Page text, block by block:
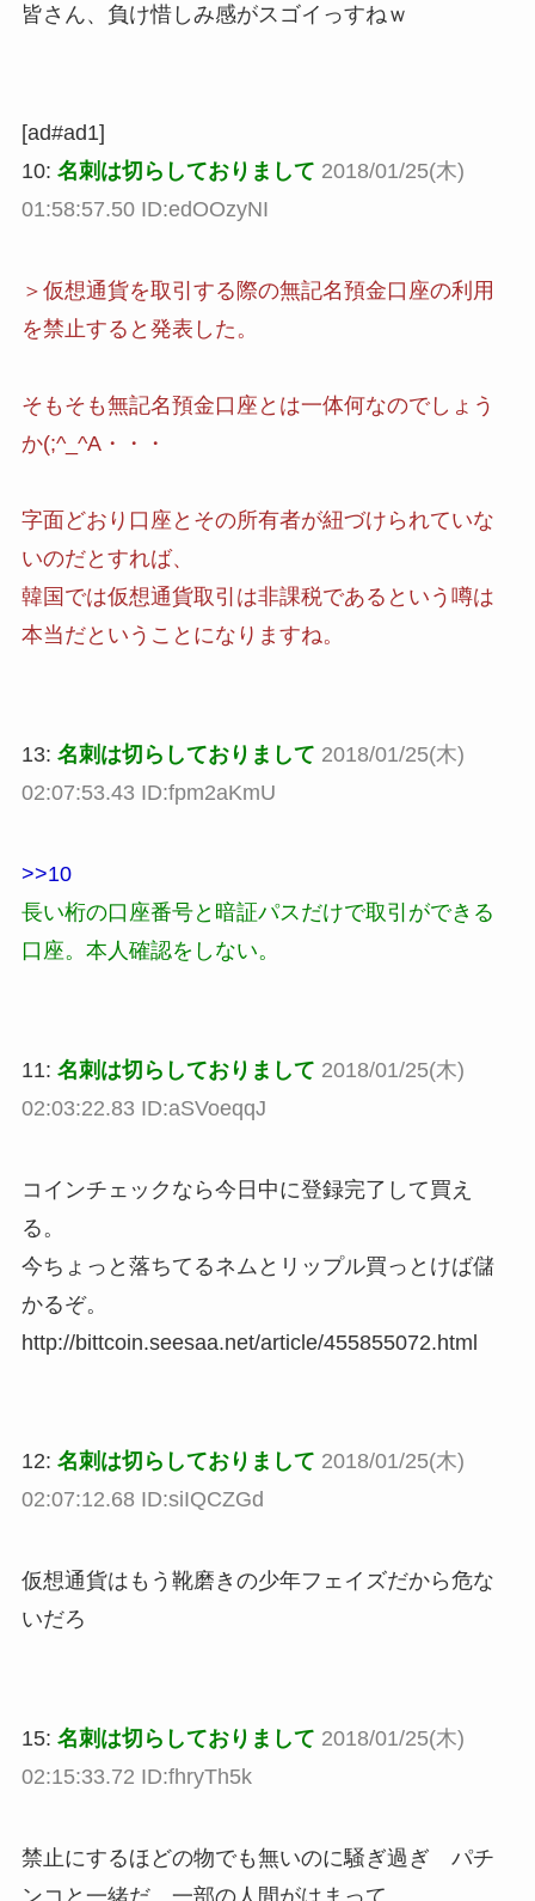
皆さん、負け惜しみ感がスゴイっすねｗ
[ad#ad1]
10: 名刺は切らしておりまして 2018/01/25(木)
01:58:57.50 ID:edOOzyNI
＞仮想通貨を取引する際の無記名預金口座の利用
を禁止すると発表した。
そもそも無記名預金口座とは一体何なのでしょう
か(;^_^A・・・
字面どおり口座とその所有者が紐づけられていな
いのだとすれば、
韓国では仮想通貨取引は非課税であるという噂は
本当だということになりますね。
13: 名刺は切らしておりまして 2018/01/25(木)
02:07:53.43 ID:fpm2aKmU
>>10
長い桁の口座番号と暗証パスだけで取引ができる
口座。本人確認をしない。
11: 名刺は切らしておりまして 2018/01/25(木)
02:03:22.83 ID:aSVoeqqJ
コインチェックなら今日中に登録完了して買え
る。
今ちょっと落ちてるネムとリップル買っとけば儲
かるぞ。
http://bittcoin.seesaa.net/article/455855072.html
12: 名刺は切らしておりまして 2018/01/25(木)
02:07:12.68 ID:siIQCZGd
仮想通貨はもう靴磨きの少年フェイズだから危な
いだろ
15: 名刺は切らしておりまして 2018/01/25(木)
02:15:33.72 ID:fhryTh5k
禁止にするほどの物でも無いのに騒ぎ過ぎ パチ
ンコと一緒だ 一部の人間がはまって